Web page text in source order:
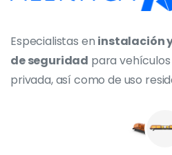
Especialistas en instalación
de seguridad para
privada, así como de uso